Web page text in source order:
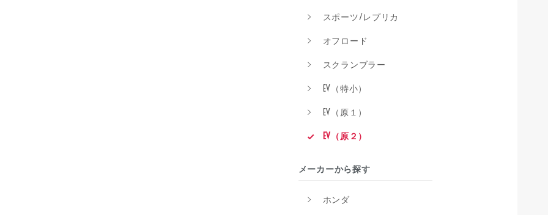
スポーツ/レプリカ
オフロード
スクランブラー
EV（特小）
EV（原１）
EV（原２）
メーカーから探す
ホンダ